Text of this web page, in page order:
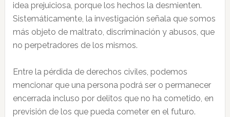
idea prejuiciosa, porque los hechos la desmienten.
Sistemáticamente, la investigación señala que somos
más objeto de maltrato, discriminación y abusos, que
no perpetradores de los mismos.
Entre la pérdida de derechos civiles, podemos
mencionar que una persona podrá ser o permanecer
encerrada incluso por delitos que no ha cometido, en
previsión de los que pueda cometer en el futuro.